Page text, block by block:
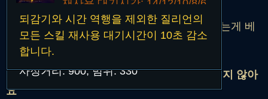
질리언이 같은 대상에게 폭탄 두 개를 부
착시키면, 첫 번째 폭탄은 즉시 폭발하며
범위 안의 모든 적을 1.1/1.2/1.3/1.4/1.5
초간 기절시킵니다.
사정거리: 900, 범위: 330
재사용 대기시간: 14/12/10/8/6
초
되감기와 시간 역행을 제외한 질리언의
모든 스킬 재사용 대기시간이 10초 감소
합니다.
질리언의 QWQ를 위해 두번째로 선마를 해주는게 베
스트입니다
※주의! 궁의 쿨타임은 줄어들지 않아
요